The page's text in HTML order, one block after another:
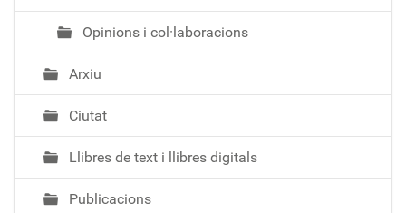
Opinions i col·laboracions
Arxiu
Ciutat
Llibres de text i llibres digitals
Publicacions